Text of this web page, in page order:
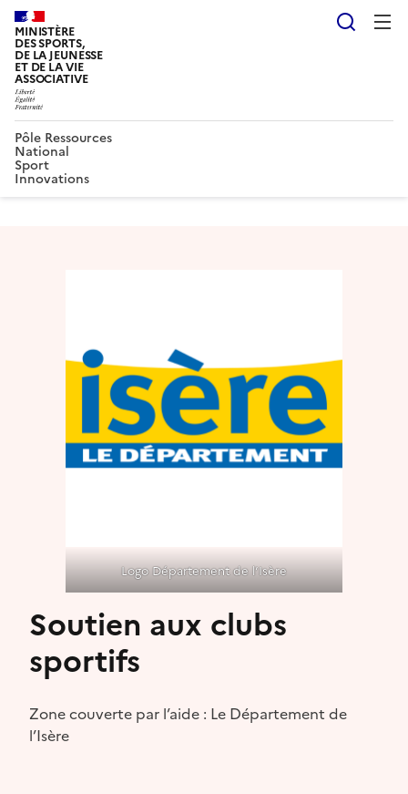
MINISTÈRE
DES SPORTS,
DE LA JEUNESSE
ET DE LA VIE
ASSOCIATIVE
Pôle Ressources
National
Sport
Innovations
Logo Département de l’Isère
Soutien aux clubs
sportifs
Zone couverte par l’aide : Le Département de
l’Isère